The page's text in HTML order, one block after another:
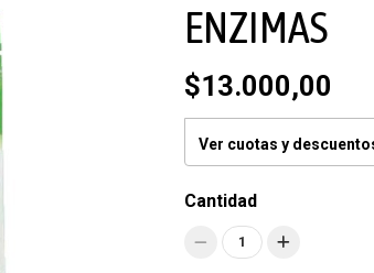
ENZIMAS
$13.000,00
Ver cuotas y
Cantidad
1